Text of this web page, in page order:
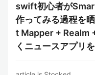
swift初心者が
作ってみる過程を
t Mapper + Realm
くニュースアプリ